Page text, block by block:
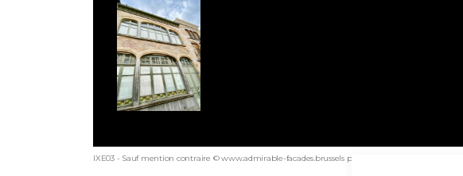
IXE03 - Sauf mention contraire © www.admirable-facades.brussels pour toutes les photos